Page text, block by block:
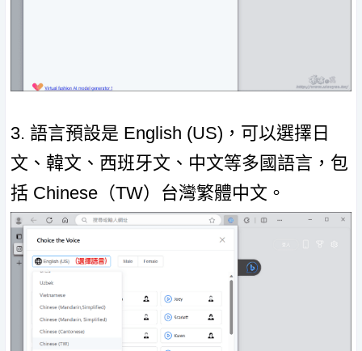
3. 語言預設是 English (US)，可以選擇日
文、韓文、西班牙文、中文等多國語言，包
括 Chinese（TW）台灣繁體中文。